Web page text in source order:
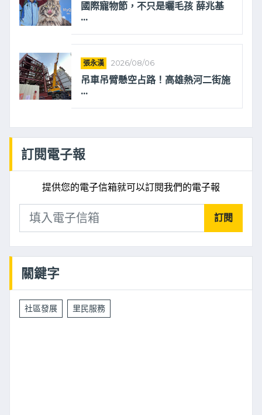
國際寵物節，不只是曬毛孩 薛兆基
...
張永漢 2026/08/06
吊車吊臂懸空占路！高雄熱河二街施
...
訂閱電子報
提供您的電子信箱就可以訂閱我們的電子報
訂閱
關鍵字
社區發展 里民服務